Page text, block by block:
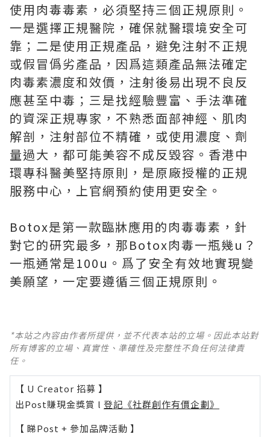
使用肉毒毒素，必須堅持三個正規原則。
一是選擇正規醫院，確保就醫環境安全可
靠；二是使用正規產品，避免注射不正規
或假冒僞劣產品，因爲這類產品無法確定
肉毒素濃度和效價，注射後易出現不良反
應甚至中毒；三是找經驗豐富、手法準確
的資深正規專家，不熟悉面部神經、肌肉
解剖，注射部位不精確，或使用濃度、劑
量過大，都可能美容不成反毀容。香港中
環專科醫美堅持原則，是原廠授權的正規
服務中心，上官網預約使用更安全。
Botox是第一款臨牀應用的肉毒毒素，針
對它的研究最多，那Botox肉毒一瓶幾u？
一瓶通常是100u。爲了安全有效地實現變
美願望，一定要遵循三個正規原則。
*本站之內容由作者所提供，並不代表本站的立場。因此本站對
所有博客的立場、真實性、準確性及完整性不負任何法律責
任。
【 U Creator 招募 】
出Post賺現金獎賞 l 登記《社群創作有價企劃》
【 睇Post + 參加品牌活動 】